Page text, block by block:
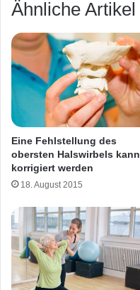
Ähnliche Artikel
Eine Fehlstellung des
obersten Halswirbels kann
korrigiert werden
18. August 2015